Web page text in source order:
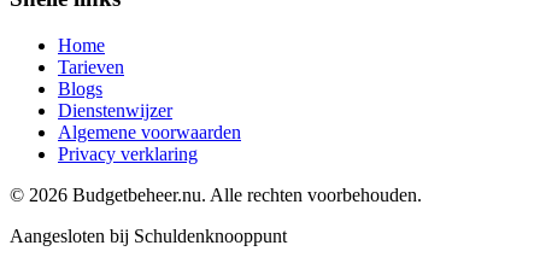
Home
Tarieven
Blogs
Dienstenwijzer
Algemene voorwaarden
Privacy verklaring
© 2026 Budgetbeheer.nu. Alle rechten voorbehouden.
Aangesloten bij Schuldenknooppunt